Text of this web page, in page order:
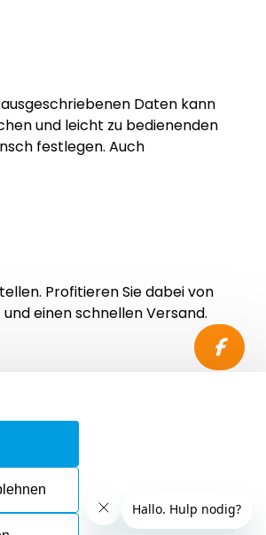
Daten kann
und leicht zu bedienenden
festlegen. Auch
Profitieren Sie dabei von
einen schnellen Versand.